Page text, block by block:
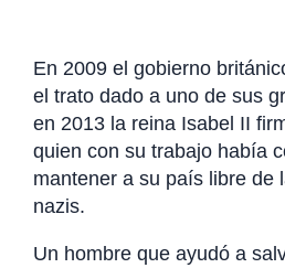
En 2009 el gobierno
el trato dado a uno de sus
en 2013 la reina Isabel II
quien con su trabajo había
mantener a su país libre de
nazis.
Un hombre que ayudó a